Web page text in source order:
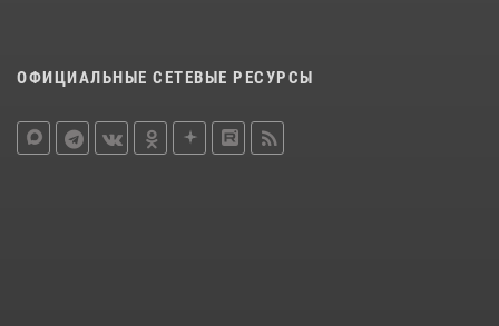
ОФИЦИАЛЬНЫЕ СЕТЕВЫЕ РЕСУРСЫ